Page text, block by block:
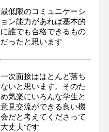
最低限のコミュニケーシ
ョン能力があれば基本的
に誰でも合格できるもの
だったと思います
一次面接はほとんど落ち
ないと思います。そのた
め気楽にいろんな学生と
意見交流ができる良い機
会だと考えてくださって
大丈夫です